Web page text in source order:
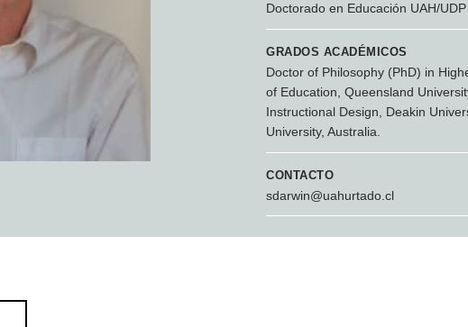
Doctorado en Educación UAH/UDP
GRADOS ACADÉMICOS
Doctor of Philosophy (PhD) in
of Education, Queensland
Instructional Design, Deakin
University, Australia.
CONTACTO
sdarwin@uahurtado.cl